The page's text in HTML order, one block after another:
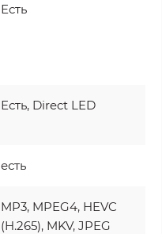
Есть
Есть, Direct LED
есть
MP3, MPEG4, HEVC
(H.265), MKV, JPEG